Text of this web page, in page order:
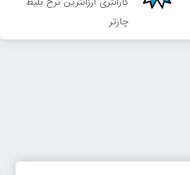
تهران
THR
80,598,000 ریال
چارتر